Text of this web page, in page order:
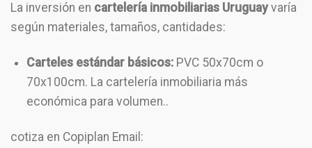
La inversión en cartelería inmobiliarias Uruguayvaría
según materiales, tamaños, cantidades:
Carteles estándar básicos: PVC 50x70cm o
70x100cm. La cartelería inmobiliaria más
económica para volumen..
cotiza en Copiplan Email: